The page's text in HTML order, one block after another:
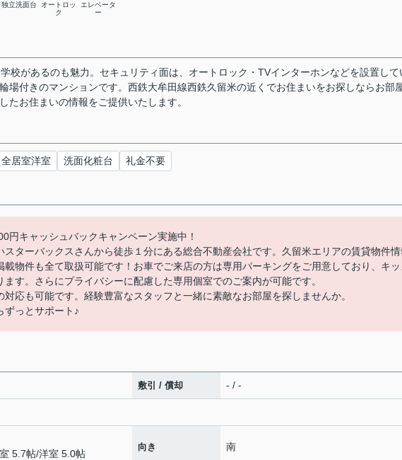
独立洗面台
オートロッ
ク
エレベータ
ー
校があるのも魅力。セキュリティ面は、オートロック・TVインターホンなどを設置して
場付きのマンションです。西鉄大牟田線西鉄久留米の近くでお住まいをお探しならお部
たお住まいの情報をご提供いたします。
全居室洋室 洗面化粧台 礼金不要
円キャッシュバックキャンペーン実施中！
スターバックスさんから徒歩１分にある総合不動産会社です。久留米エリアの賃貸物件
載物件も全て取扱可能です！お車でご来店の方は専用パーキングをご用意しており、キ
ます。さらにプライバシーに配慮した専用個室でのご案内が可能です。
対応も可能です。経験豊富なスタッフと一緒に素敵なお部屋を探しませんか。
ずっとサポート♪
敷引 / 償却 - / -
5.7帖/洋室 5.0帖
向き 南